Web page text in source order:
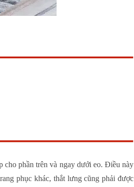
cho phần trên và ngay dưới eo. Điều này
phục khác, thắt lưng cũng phải được